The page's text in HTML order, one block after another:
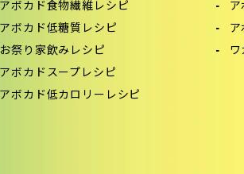
アボカド食物繊維レシピ
アボカド低糖質レシピ
お祭り家飲みレシピ
アボカドスープレシピ
アボカド低カロリーレシピ